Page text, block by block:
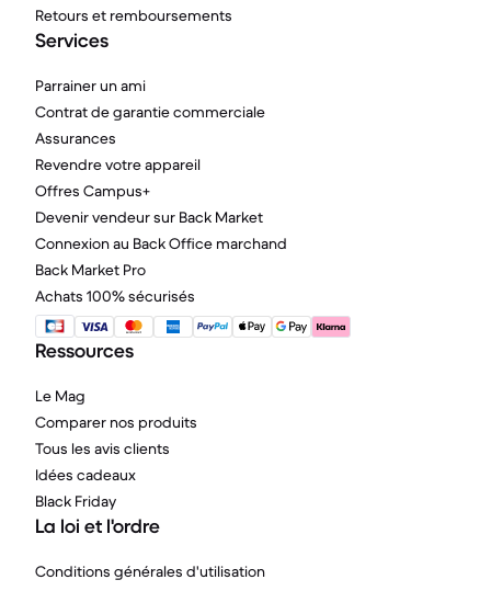
Retours et remboursements
Services
Parrainer un ami
Contrat de garantie commerciale
Assurances
Revendre votre appareil
Offres Campus+
Devenir vendeur sur Back Market
Connexion au Back Office marchand
Back Market Pro
Achats 100% sécurisés
Ressources
Le Mag
Comparer nos produits
Tous les avis clients
Idées cadeaux
Black Friday
La loi et l'ordre
Conditions générales d'utilisation